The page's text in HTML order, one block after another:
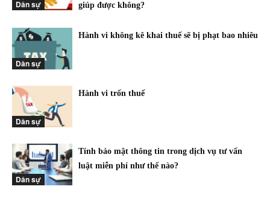
Dân sự
giúp được không?
Dân sự
Hành vi không kê khai thuế sẽ bị phạt bao nhiêu
Dân sự
Hành vi trốn thuế
Dân sự
Tính bảo mật thông tin trong dịch vụ tư vấn
luật miễn phí như thế nào?